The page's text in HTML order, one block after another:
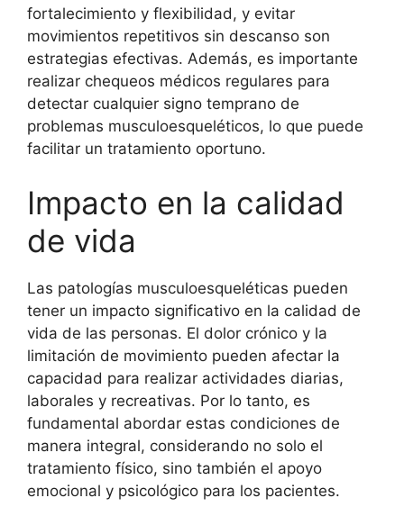
fortalecimiento y flexibilidad, y evitar
movimientos repetitivos sin descanso son
estrategias efectivas. Además, es importante
realizar chequeos médicos regulares para
detectar cualquier signo temprano de
problemas musculoesqueléticos, lo que puede
facilitar un tratamiento oportuno.
Impacto en la calidad
de vida
Las patologías musculoesqueléticas pueden
tener un impacto significativo en la calidad de
vida de las personas. El dolor crónico y la
limitación de movimiento pueden afectar la
capacidad para realizar actividades diarias,
laborales y recreativas. Por lo tanto, es
fundamental abordar estas condiciones de
manera integral, considerando no solo el
tratamiento físico, sino también el apoyo
emocional y psicológico para los pacientes.